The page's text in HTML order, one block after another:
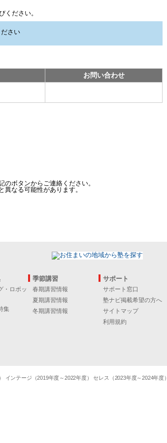
ください。
お問い合わせ
ボタンからご連絡ください。
なる可能性があります。
・ロボッ
集
季節講習
春期講習情報
夏期講習情報
冬期講習情報
サポート
サポート窓口
塾ナビ掲載希望の方へ
サイトマップ
利用規約
ンテージ（2019年度～2022年度） セレス（2023年度～2024年度）